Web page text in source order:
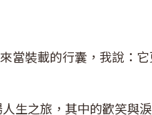
當裝載的行囊，我說：
生之旅，其中的歡笑與